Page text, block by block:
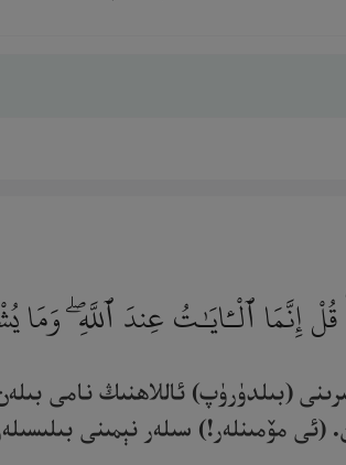
قُلْ إِنَّمَا ٱلْـَٔايَـٰتُ عِندَ ٱللَّهِ
(بىلدۈرۈپ) ئاللاھنىڭ نامى
سىلەر نېمىنى